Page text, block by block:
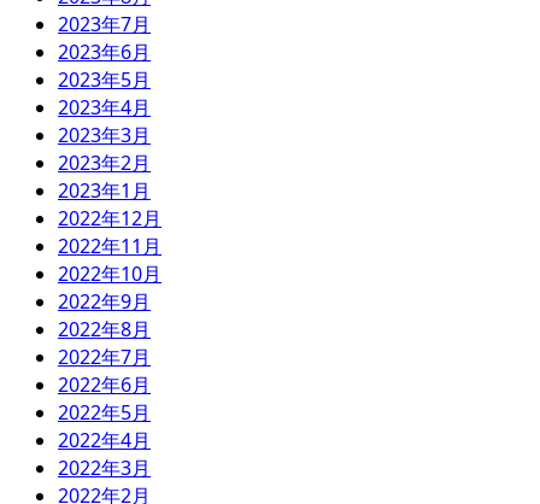
2023年7月
2023年6月
2023年5月
2023年4月
2023年3月
2023年2月
2023年1月
2022年12月
2022年11月
2022年10月
2022年9月
2022年8月
2022年7月
2022年6月
2022年5月
2022年4月
2022年3月
2022年2月